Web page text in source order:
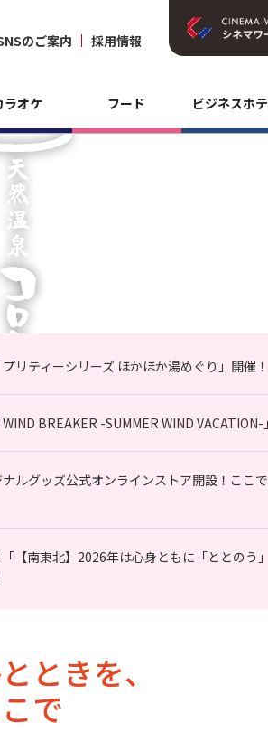
のご案内 採用情報
ラオケ フード ビジネスホ
リティーシリーズ ほかほか湯めぐり」開催
BREAKER -SUMMER WIND
ルグッズ公式オンラインストア開設！ここ
【南東北】2026年は心身ともに「ととのう
ときを、
で